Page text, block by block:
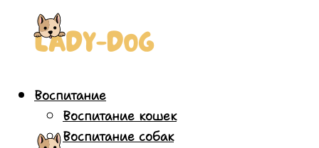
Воспитание
Воспитание кошек
Воспитание собак